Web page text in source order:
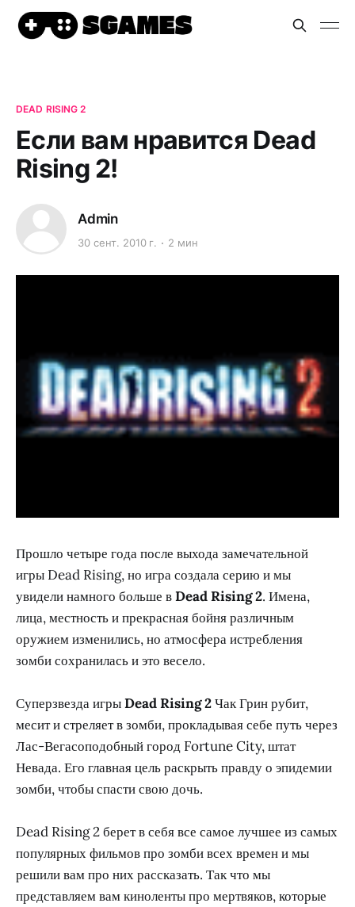
DEAD RISING 2
Если вам нравится Dead
Rising 2!
Admin
30 сент. 2010 г. 2 мин
Прошло четыре года после выхода замечательной
игры Dead Rising, но игра создала серию и мы
увидели намного больше вDead Rising 2. Имена,
лица, местность и прекрасная бойня различным
оружием изменились, но атмосфера истребления
зомби сохранилась и это весело.
Суперзвезда игрыDead Rising 2Чак Грин рубит,
месит и стреляет в зомби, прокладывая себе путь через
Лас-Вегасоподобный город Fortune City, штат
Невада. Его главная цель раскрыть правду о эпидемии
зомби, чтобы спасти свою дочь.
Dead Rising 2 берет в себя все самое лучшее из самых
популярных фильмов про зомби всех времен и мы
решили вам про них рассказать. Так что мы
представляем вам киноленты про мертвяков, которые